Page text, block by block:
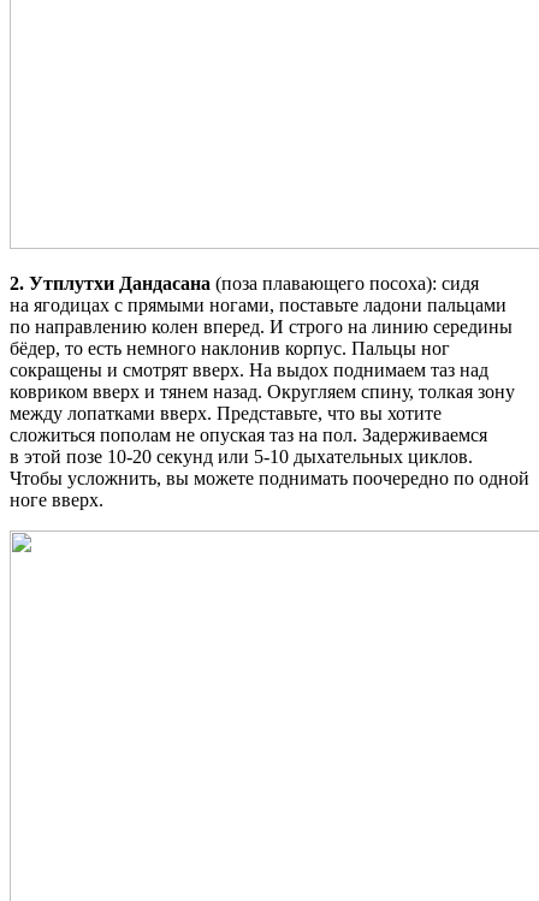
2. Утплутхи Дандасана (поза плавающего посоха): сидя
на ягодицах с прямыми ногами, поставьте ладони пальцами
по направлению колен вперед. И строго на линию середины
бёдер, то есть немного наклонив корпус. Пальцы ног
сокращены и смотрят вверх. На выдох поднимаем таз над
ковриком вверх и тянем назад. Округляем спину, толкая зону
между лопатками вверх. Представьте, что вы хотите
сложиться пополам не опуская таз на пол. Задерживаемся
в этой позе 10-20 секунд или 5-10 дыхательных циклов.
Чтобы усложнить, вы можете поднимать поочередно по одной
ноге вверх.